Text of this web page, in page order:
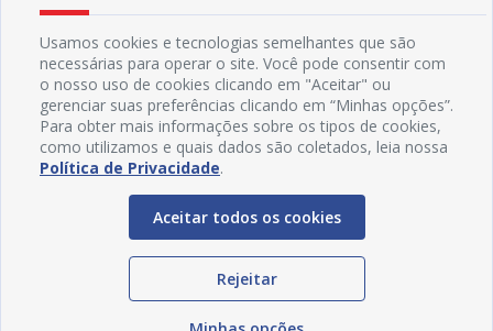
Redes Sociais
Usamos cookies e tecnologias semelhantes que são
necessárias para operar o site. Você pode consentir com
o nosso uso de cookies clicando em "Aceitar" ou
gerenciar suas preferências clicando em “Minhas opções”.
Para obter mais informações sobre os tipos de cookies,
como utilizamos e quais dados são coletados, leia nossa
Política de Privacidade.
Aceitar todos os cookies
Rejeitar